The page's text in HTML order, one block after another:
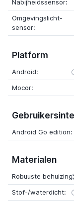
Nabijheidssensor:
Omgevingslicht-
sensor:
Platform
Android:
Mocor:
Android Go edition:
Materialen
Robuuste behuizing:
Stof-/waterdicht: